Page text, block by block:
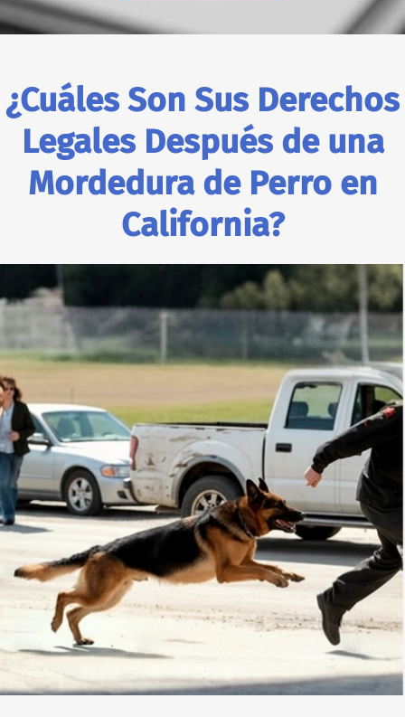
¿Cuáles Son Sus Derechos
Legales Después de una
Mordedura de Perro en
California?
888-
276-
24/7
Abogados de
Lesiones por
Mordeduras de Perro
en Bellflower
1935 Addison St a1,
Berkeley, CA 94704
Oficina de consulta.
Agende una cita
510-
0099
Disponibles
Abogados de
Lesiones por
Mordeduras de Perro
en Berkeley
Brentwo
9040 Brentwood Blvd
c1, Brentwood, CA
Oficina de consulta.